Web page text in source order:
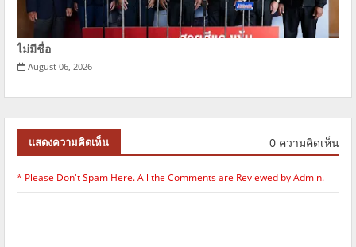
ไม่มีชื่อ
August 06, 2026
แสดงความคิดเห็น 0 ความคิดเห็น
* Please Don't Spam Here. All the Comments are Reviewed by Admin.